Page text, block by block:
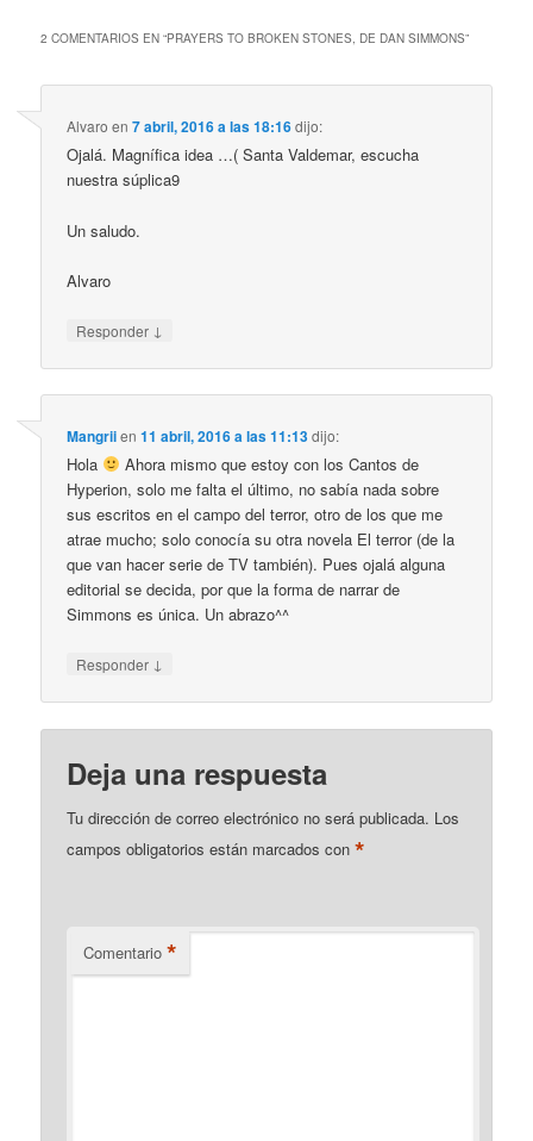
2 COMENTARIOS EN “PRAYERS TO BROKEN STONES, DE DAN SIMMONS”
Alvaro en7 abril, 2016 a las 18:16dijo:
Ojalá. Magnífica idea …( Santa Valdemar, escucha
nuestra súplica9
Un saludo.
Alvaro
Responder ↓
Mangriien11 abril, 2016 a las 11:13dijo:
Hola
Ahora mismo que estoy con los Cantos de
Hyperion, solo me falta el último, no sabía nada sobre
sus escritos en el campo del terror, otro de los que me
atrae mucho; solo conocía su otra novela El terror (de la
que van hacer serie de TV también). Pues ojalá alguna
editorial se decida, por que la forma de narrar de
Simmons es única. Un abrazo^^
Responder ↓
Deja una respuesta
Tu dirección de correo electrónico no será publicada. Los
campos obligatorios están marcados con*
Comentario *